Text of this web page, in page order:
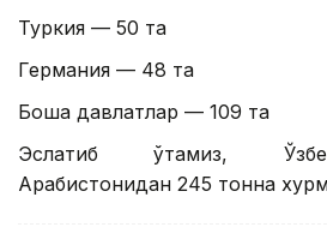
Туркия — 50 та
Германия — 48 та
Бошқа давлатлар — 109 та
Эслатиб ўтамиз,
Арабистонидан 245 тонна